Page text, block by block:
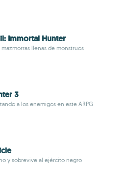
Immortal Hunter
llenas de monstruos
3
a los enemigos en este ARPG
y sobrevive al ejército negro